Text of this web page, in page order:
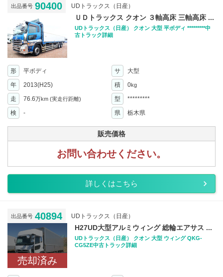
出品番号 90400 UDトラックス（日産）
ＵＤトラックス クオン ３軸高床 三軸高床 ...
UDトラックス（日産） クオン 大型 平ボディ *********中
古トラック詳細
形 平ボディ サ
大型
年
2013(H25) 積 0kg
走 76.6万km (実走行距離) 型
*********
検
- 県 栃木県
販売価格
お問い合わせください。
詳しくはこちら
出品番号 40894 UDトラックス（日産）
売却済み
H27UD大型アルミウィング 総輪エアサス ...
UDトラックス（日産） クオン 大型 ウィング QKG-
CG5ZE中古トラック詳細